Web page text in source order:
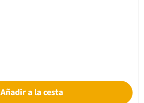
Añadir a la cesta